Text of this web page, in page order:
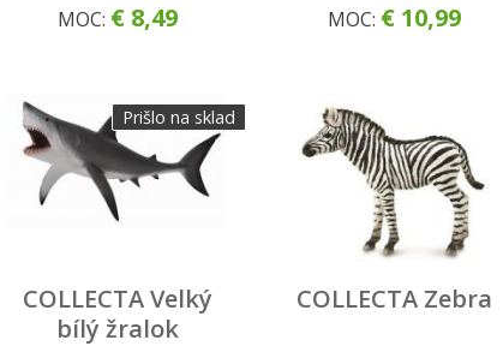
MOC: € 8,49
MOC: € 10,99
COLLECTA Velký
bílý žralok
Prišlo na sklad
COLLECTA Zebra